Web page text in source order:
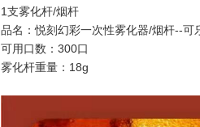
1支雾化杆/烟杆
品名：悦刻幻彩一次性雾化器/烟杆--可
可用口数：300口
雾化杆重量：18g